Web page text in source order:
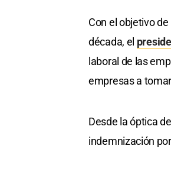
Con el objetivo
década, el
laboral de las
empresas a
Desde la óptica
indemnización